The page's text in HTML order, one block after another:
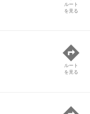
ルート
を見る
ルート
を見る